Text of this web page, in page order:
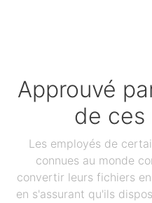
Approuvé
de ces
Les employés de
connues au monde
convertir leurs fichiers
en s'assurant qu'ils